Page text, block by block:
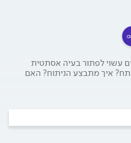
עשוי לפתור בעיה אסתטית
איך מתבצע הניתוח? האם